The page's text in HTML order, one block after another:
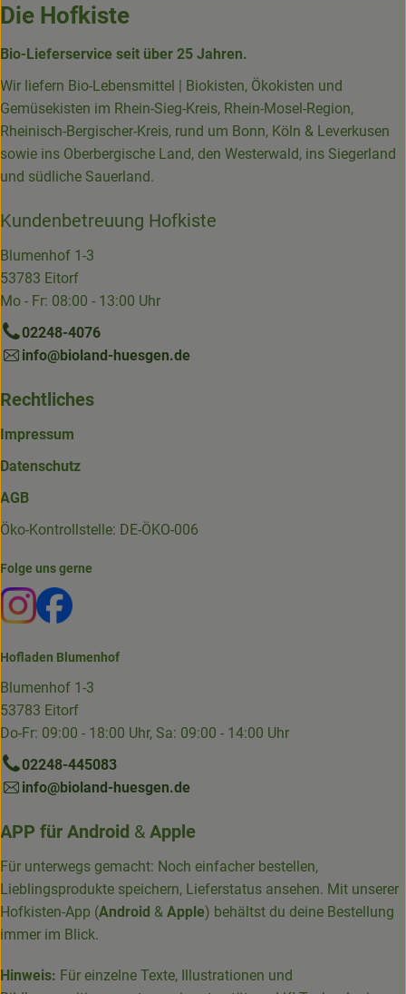
Die Hofkiste
Bio-Lieferservice seit über 25 Jahren.
Wir liefern Bio-Lebensmittel | Biokisten, Ökokisten und
Gemüsekisten im Rhein-Sieg-Kreis, Rhein-Mosel-Region,
Rheinisch-Bergischer-Kreis, rund um Bonn, Köln & Leverkusen
sowie ins Oberbergische Land, den Westerwald, ins Siegerland
und südliche Sauerland.
Kundenbetreuung Hofkiste
Blumenhof 1-3
53783 Eitorf
Mo - Fr: 08:00 - 13:00 Uhr
02248-4076
info@bioland-huesgen.de
Rechtliches
Impressum
Datenschutz
AGB
Öko-Kontrollstelle: DE-ÖKO-006
Folge uns gerne
Externer Link zu https://www.instagram.com/die.hofkiste/
Externer Link zu https://www.facebook.com/p/Die-
Hofladen Blumenhof
Blumenhof 1-3
53783 Eitorf
Do-Fr: 09:00 - 18:00 Uhr, Sa: 09:00 - 14:00 Uhr
02248-445083
info@bioland-huesgen.de
APP für Android & Apple
Für unterwegs gemacht: Noch einfacher bestellen,
Lieblingsprodukte speichern, Lieferstatus ansehen. Mit unserer
Hofkisten-App (Android & Apple) behältst du deine Bestellung
immer im Blick.
Hinweis: Für einzelne Texte, Illustrationen und